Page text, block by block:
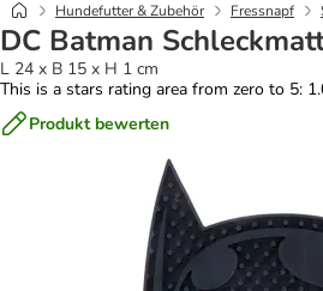
Hundefutter & Zubehör Fressnapf
DC Batman
L 24 x B 15 x H 1 cm
This is a stars rating area from zero to 5:
Produkt bewerten